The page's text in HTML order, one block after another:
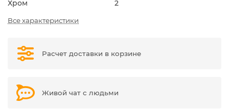
Хром 2
Все характеристики
Расчет доставки в корзине
Живой чат с людьми